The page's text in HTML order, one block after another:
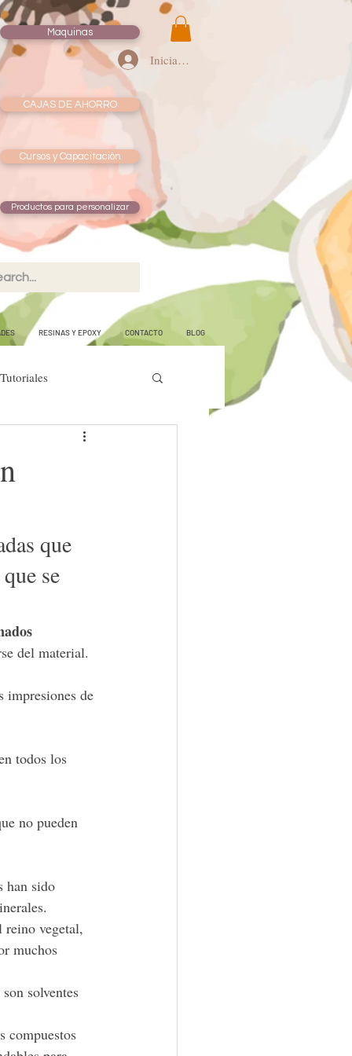
Maquinas
Iniciar sesión
CAJAS DE AHORRO
Cursos y Capacitación
Productos para personalizar
RESINAS Y EPOXY CONTACTO BLOG
Tutoriales
para niños
que
se
del material.
impresiones de
todos los
no pueden
han sido
reino vegetal,
muchos
solventes
compuestos